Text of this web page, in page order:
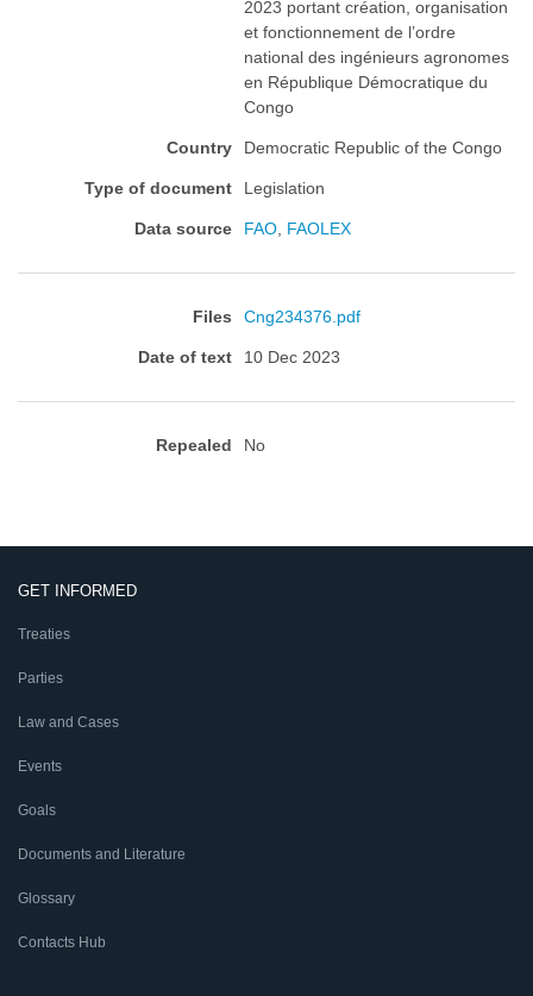
2023 portant création, organisation
et fonctionnement de l’ordre
national des ingénieurs agronomes
en République Démocratique du
Congo
Country Democratic Republic of the Congo
Type of document Legislation
Data source FAO FAOLEX
Files Cng234376.pdf
Date of text 10 Dec 2023
Repealed No
GET INFORMED
Treaties
Parties
Law and Cases
Events
Goals
Documents and Literature
Glossary
Contacts Hub